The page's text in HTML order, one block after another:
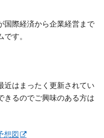
国際経済から企業経営まで
す。
はまったく更新されてい
きるのでご興味のある方は
想図